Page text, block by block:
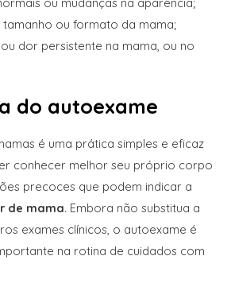
ou mudanças na aparência;
tamanho ou formato da mama;
dor persistente na mama, ou no
do autoexame
é uma prática simples e eficaz
conhecer melhor seu próprio corpo
precoces que podem indicar a
de mama. Embora não substitua a
exames clínicos, o autoexame é
na rotina de cuidados com